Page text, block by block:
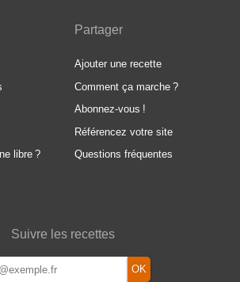
libre ?
Partager
Ajouter une recette
Comment ça marche ?
Abonnez-vous !
Référencez votre site
Questions fréquentes
Suivre les recettes
OK